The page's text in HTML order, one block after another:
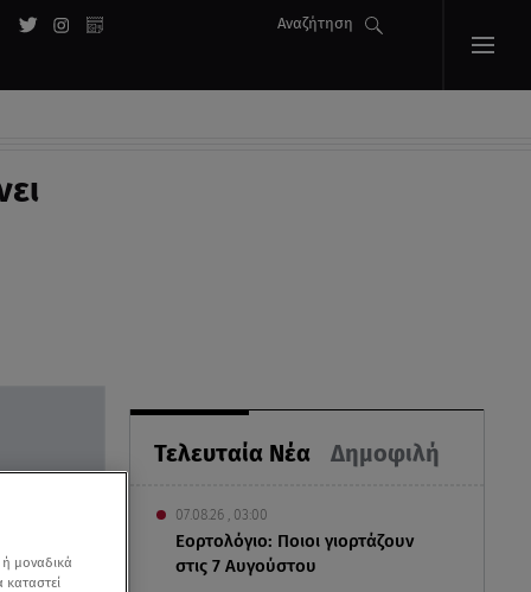
Αναζήτηση
Τελευταία Νέα Δημοφιλή
07.08.26 , 03:00
Εορτολόγιο: Ποιοι γιορτάζουν
στις 7 Αυγούστου
μοναδικά